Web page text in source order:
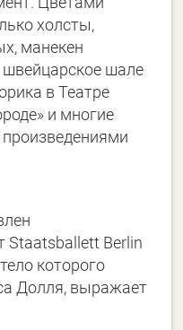
холсты,
манекен
шале
в Театре
и многие
Staatsballett Berlin
которого
Долля, выражает